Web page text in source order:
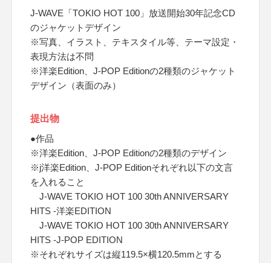
J-WAVE「TOKIO HOT 100」放送開始30年記念CD
のジャケットデザイン
※写真、イラスト、テキスタイル等、テーマ設定・
表現方法は不問
※洋楽Edition、J-POP Editionの2種類のジャケット
デザイン（表面のみ）
提出物
●作品
※洋楽Edition、J-POP Editionの2種類のデザイン
※j洋楽Edition、J-POP Editionそれぞれ以下の文言
を入れること
J-WAVE TOKIO HOT 100 30th ANNIVERSARY
HITS -洋楽EDITION
J-WAVE TOKIO HOT 100 30th ANNIVERSARY
HITS -J-POP EDITION
※それぞれサイズは縦119.5×横120.5mmとする